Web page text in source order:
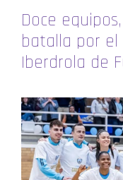
Doce
batalla por el
Iberdrola de